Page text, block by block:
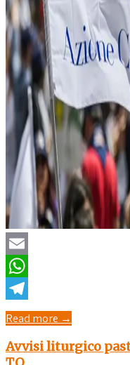
Email
WhatsApp
Telegram
Read more →
Avvisi liturgico